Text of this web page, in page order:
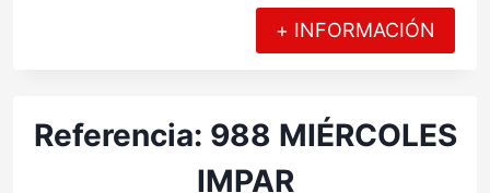
+ INFORMACIÓN
Referencia: 988 MIÉRCOLES
IMPAR